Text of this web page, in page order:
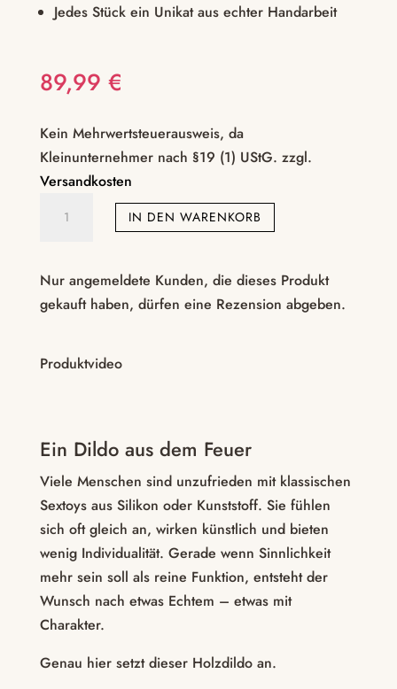
Jedes Stück ein Unikat aus echter Handarbeit
89,99 €
Kein Mehrwertsteuerausweis, da
Kleinunternehmer nach §19 (1) UStG. zzgl.
Versandkosten
–
handgefertigt
Menge
IN DEN WARENKORB
Nur angemeldete Kunden, die dieses Produkt
gekauft haben, dürfen eine Rezension abgeben.
Produktvideo
Ein Dildo aus dem Feuer
Viele Menschen sind unzufrieden mit klassischen
Sextoys aus Silikon oder Kunststoff. Sie fühlen
sich oft gleich an, wirken künstlich und bieten
wenig Individualität. Gerade wenn Sinnlichkeit
mehr sein soll als reine Funktion, entsteht der
Wunsch nach etwas Echtem – etwas mit
Charakter.
Genau hier setzt dieser Holzdildo an.